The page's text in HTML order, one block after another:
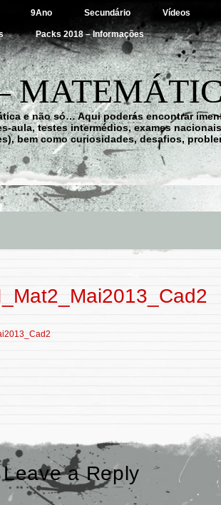
9Ano Secundário Vídeos
Packs 2018 – Informações
e não só… Aqui poderás encontrar
aula, testes intermédios, exames
bem como curiosidades, desafios,
Leave a Reply